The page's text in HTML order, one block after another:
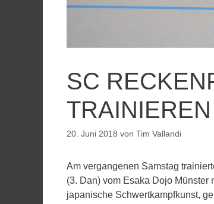
SC
20. Juni 2018 von Tim Vallandi
Am vergangenen Samstag
(3. Dan) vom Esaka Dojo
japanische Schwertkampfkunst,